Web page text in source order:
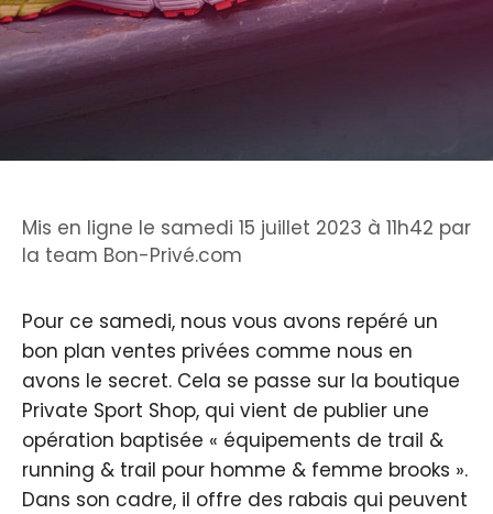
Mis en ligne le samedi 15 juillet 2023 à 11h42 par
la team Bon-Privé.com
Pour ce samedi, nous vous avons repéré un
bon plan ventes privées comme nous en
avons le secret. Cela se passe sur la boutique
Private Sport Shop, qui vient de publier une
opération baptisée « équipements de trail &
running & trail pour homme & femme brooks ».
Dans son cadre, il offre des rabais qui peuvent